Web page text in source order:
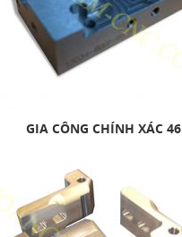
GIA CÔNG CHÍNH XÁC 46